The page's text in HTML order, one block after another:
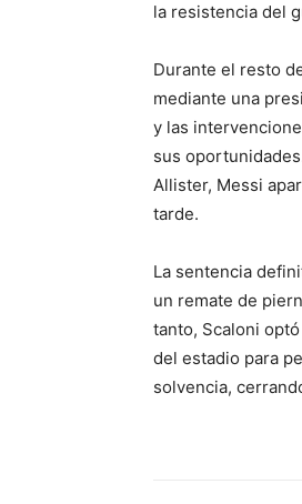
la resistencia del
Durante el resto
mediante una
y las
sus
Allister, Messi
tarde.
La sentencia
un remate de
tanto, Scaloni
del estadio para
solvencia,